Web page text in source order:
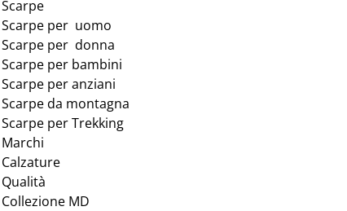
Scarpe
Scarpe per uomo
Scarpe per donna
Scarpe per bambini
Scarpe per anziani
Scarpe da montagna
Scarpe per Trekking
Marchi
Calzature
Qualità
Collezione MD